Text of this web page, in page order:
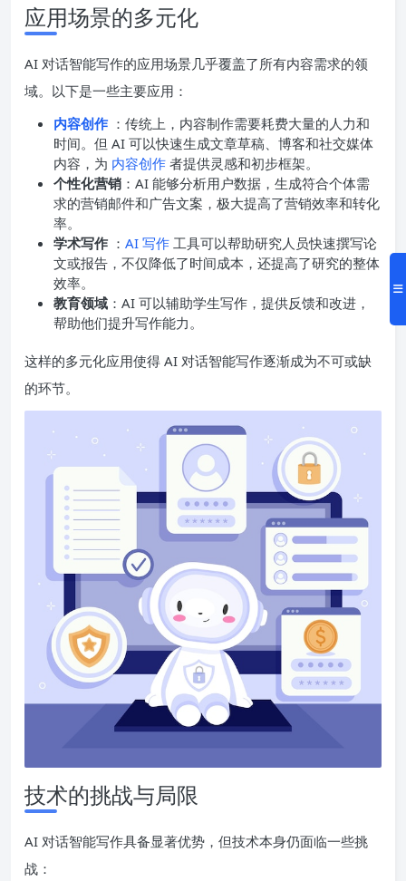
应用场景的多元化
AI 对话智能写作的应用场景几乎覆盖了所有内容需求的领
域。以下是一些主要应用：
内容创作 ：传统上，内容制作需要耗费大量的人力和
时间。但 AI 可以快速生成文章草稿、博客和社交媒体
内容，为 内容创作 者提供灵感和初步框架。
个性化营销 ：AI 能够分析用户数据，生成符合个体需
求的营销邮件和广告文案，极大提高了营销效率和转化
率。
学术写作 ： AI 写作 工具可以帮助研究人员快速撰写论
文或报告，不仅降低了时间成本，还提高了研究的整体
效率。
教育领域 ：AI 可以辅助学生写作，提供反馈和改进，
帮助他们提升写作能力。
这样的多元化应用使得 AI 对话智能写作逐渐成为不可或缺
的环节。
技术的挑战与局限
AI 对话智能写作具备显著优势，但技术本身仍面临一些挑
战：